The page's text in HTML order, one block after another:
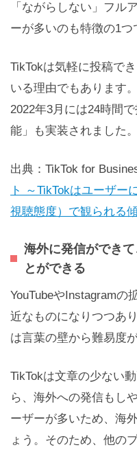
「ながらしない」フル
ーが多いのも特徴の1つ
TikTokは気軽に投稿で
いる理由でもあります
2022年3月には24時間
能」も実装されました。
出典：TikTok for
ト ～TikTokはユーザー
視聴態度）で観られる
海外に発信ができ
とができる
YouTubeやInstagramの
近なものになりつつあ
は言葉の壁から難易度
TikTokは文章の少ない
ら、海外への発信もし
ーザーが多いため、海
ょう。そのため、他の